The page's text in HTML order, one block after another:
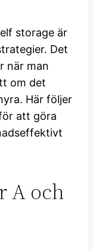
storage är
Det
när man
om det
Här följer
att göra
A och